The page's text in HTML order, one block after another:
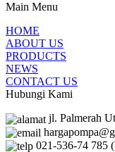
Main Menu
HOME
ABOUT US
PRODUCTS
NEWS
CONTACT US
Hubungi Kami
jl. Palmerah
021-536-74 785